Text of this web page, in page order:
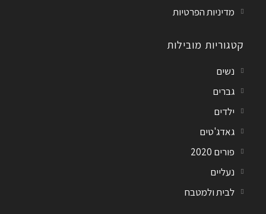
מדיניות הפרטיות
קטגוריות מובילות
נשים
גברים
ילדים
גאדג'טים
פורים 2020
נעליים
לבית ולמטבח